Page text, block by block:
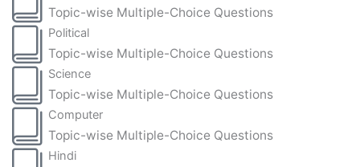
Topic-wise Multiple-Choice Questions
Political
Topic-wise Multiple-Choice Questions
Science
Topic-wise Multiple-Choice Questions
Computer
Topic-wise Multiple-Choice Questions
Hindi